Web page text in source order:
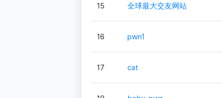
15 全球最大交友网站
16 pwn1
17 cat